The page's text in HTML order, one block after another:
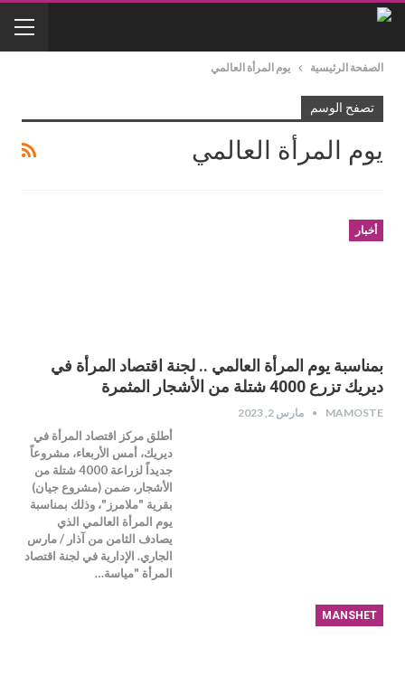
الصفحة الرئيسية يوم المرأة العالمي
تصفح الوسم
يوم المرأة العالمي
أخبار
بمناسبة يوم المرأة العالمي .. لجنة اقتصاد المرأة في
ديريك تزرع 4000 شتلة من الأشجار المثمرة
MAMOSTE مارس 2, 2023
أطلق مركز اقتصاد المرأة في
ديريك، أمس الأربعاء، مشروعاً
جديداً لزراعة 4000 شتلة من
الأشجار، ضمن (مشروع جيان)
بقرية "ملامرز"، وذلك بمناسبة
يوم المرأة العالمي الذي
يصادف الثامن من آذار / مارس
الجاري. الإدارية في لجنة اقتصاد
المرأة "مياسة…
MANSHET